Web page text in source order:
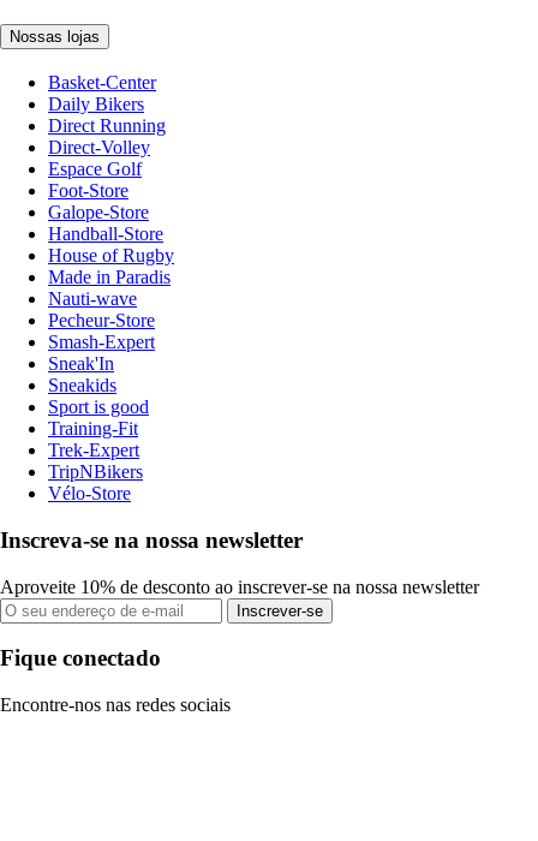
Nossas lojas
Basket-Center
Daily Bikers
Direct Running
Direct-Volley
Espace Golf
Foot-Store
Galope-Store
Handball-Store
House of Rugby
Made in Paradis
Nauti-wave
Pecheur-Store
Smash-Expert
Sneak'In
Sneakids
Sport is good
Training-Fit
Trek-Expert
TripNBikers
Vélo-Store
Inscreva-se na nossa newsletter
Aproveite 10% de desconto ao inscrever-se na nossa newsletter
Inscrever-se
Fique conectado
Encontre-nos nas redes sociais